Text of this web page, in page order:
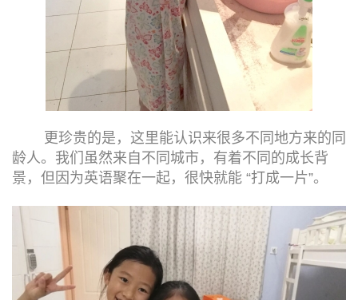
更珍贵的是，这里能认识来很多不同地方来的同
龄人。我们虽然来自不同城市，有着不同的成长背
景，但因为英语聚在一起，很快就能 “打成一片”。